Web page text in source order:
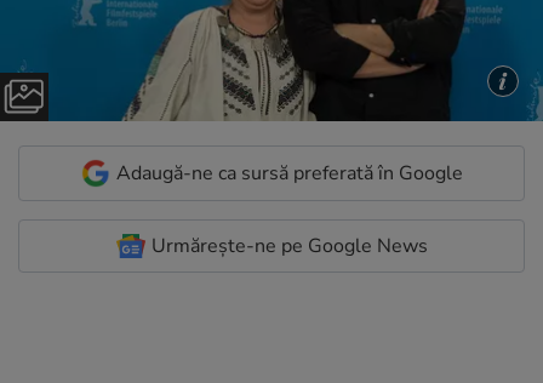
Adaugă-ne ca sursă preferată în Google
Urmărește-ne pe Google News